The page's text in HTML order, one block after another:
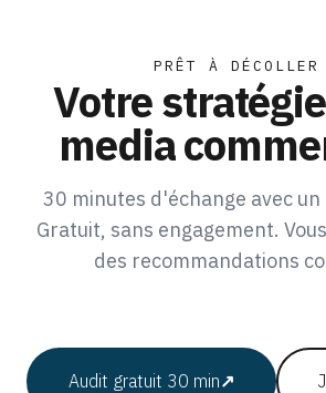
PRÊT À
Votre
media
30 minutes d'échange avec
Gratuit, sans engagement.
des recommandations
Audit gratuit 30 min↗